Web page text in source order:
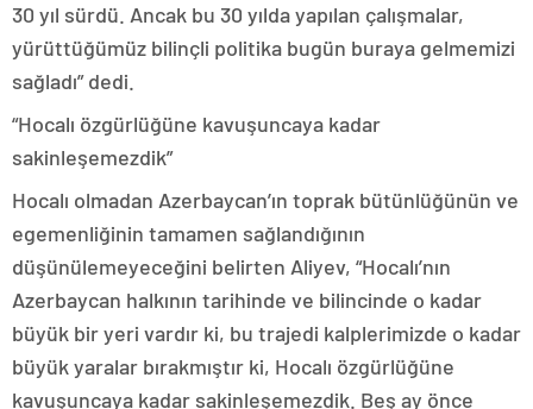
30 yıl sürdü. Ancak bu 30 yılda yapılan çalışmalar,
yürüttüğümüz bilinçli politika bugün buraya gelmemizi
sağladı” dedi.
“Hocalı özgürlüğüne kavuşuncaya kadar
sakinleşemezdik”
Hocalı olmadan Azerbaycan’ın toprak bütünlüğünün ve
egemenliğinin tamamen sağlandığının
düşünülemeyeceğini belirten Aliyev, “Hocalı’nın
Azerbaycan halkının tarihinde ve bilincinde o kadar
büyük bir yeri vardır ki, bu trajedi kalplerimizde o kadar
büyük yaralar bırakmıştır ki, Hocalı özgürlüğüne
kavuşuncaya kadar sakinleşemezdik. Beş ay önce